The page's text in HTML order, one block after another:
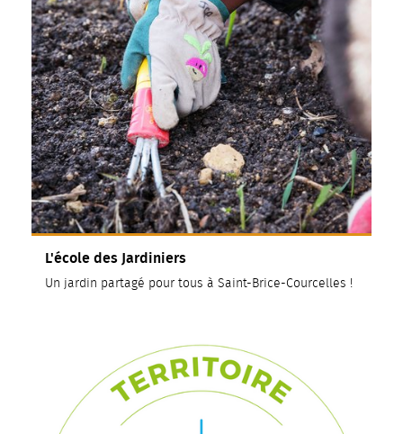
L'école des Jardiniers
Un jardin partagé pour tous à Saint-Brice-Courcelles !